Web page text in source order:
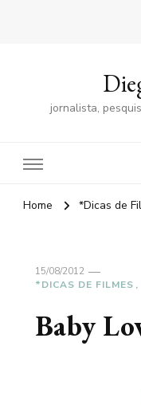
jornalista,
Home *Dicas de
15/08/2012
*DICAS DE FILMES
Baby